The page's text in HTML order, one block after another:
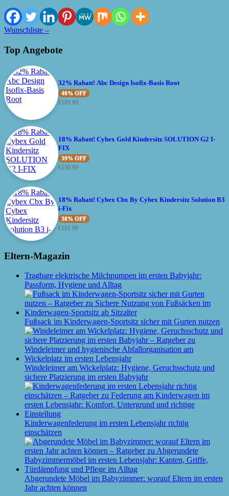
Wunschliste –
Top Angebote
32% Rabatt! Abc Design Isofix-Basis Root
40% OFF
€189.99
18% Rabatt! Cybex Gold Kindersitz SOLUTION G2 I-
FIX
39% OFF
€150.99
18% Rabatt! Cybex Cbx By Cybex Kindersitz Solution B3
i-Fix
38% OFF
€161.99
Eltern-Magazin
Tragbare elektrische Milchpumpen im ersten Babyjahr:
Passform, Hygiene und Alltag
Fußsack im Kinderwagen-Sportsitz sicher mit Gurten nutzen
Windeleimer am Wickelplatz: Hygiene, Geruchsschutz und
sichere Platzierung im ersten Babyjahr
Kinderwagenfederung im ersten Lebensjahr richtig
einschätzen
Abgerundete Möbel im Babyzimmer: worauf Eltern im ersten
Jahr achten können